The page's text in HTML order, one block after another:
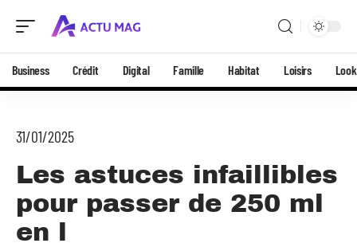
Business Crédit Digital Famille Habitat Loisirs Look
31/01/2025
Les astuces infaillibles
pour passer de 250 ml
en l